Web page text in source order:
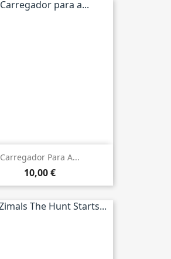
Carregador Para A...
10,00 €